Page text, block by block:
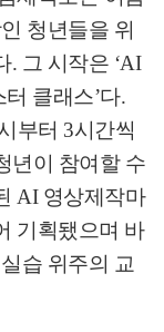
청년들을 위
. 그 시작은 ‘AI
터 클래스’다.
부터 3시간씩
년이 참여할 수
AI 영상제작마
기획됐으며 바
습 위주의 교